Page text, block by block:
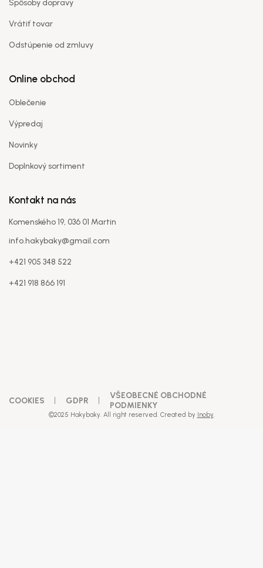
Spôsoby dopravy
Vrátiť tovar
Odstúpenie od zmluvy
Online obchod
Oblečenie
Výpredaj
Novinky
Doplnkový sortiment
Kontakt na nás
Komenského 19, 036 01 Martin
info.hakybaky@gmail.com
+421 905 348 522
+421 918 866 191
COOKIES GDPR
VŠEOBECNÉ OBCHODNÉ
PODMIENKY
©2025 Hakybaky. All right reserved. Created by Inoby.